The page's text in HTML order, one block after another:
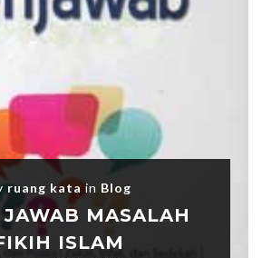
ruang kata in Blog
JAWAB MASALAH
ISLAM